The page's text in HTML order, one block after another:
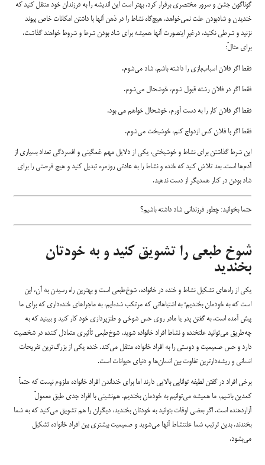
گوناگون جشن و سرور مختصری برقرار کرد. بهتر است این اندیشه را به فرزندان خود منتقل کنید که
خندیدن و شاد‌بودن علت نمی‌خواهد. هیچ‌گاه نشاط را در ذهن آنها با داشتن امکانات خاص پیوند
نزنید و شرطی نکنید، در‌غیرِ اینصورت آنها همیشه برای شاد بودن شرط و شروط خواهند گذاشت،
برای مثالً:
فقط اگر فلان اسباب‌بازی را داشته باشم، شاد می‌شوم.
فقط اگر در فلان رشته قبول شوم، خوشحال می‌شوم.
فقط اگر فلان کار را به دست آورم، خوشحال خواهم می بود.
فقط اگر با فلان کس ازدواج کنم، خوشبخت می‌شوم.
این شرط گذاشتن برای نشاط و خوشبختی، یکی از دلایل مهم غمگینی و افسردگی تعداد بسیاری از
آدم‌ها است. بعد تلاش کنید که خنده و نشاط را به عادتی روزمره تبدیل کنید و هیچ فرصتی را برای
شاد بودن در کنار همدیگر از دست ندهید.
حتما بخوانید: چطور فرزندانی شاد داشته باشیم؟
شوخ‌ طبعی را تشویق کنید و به خودتان
بخندید
یکی از راه‌های تشکیل نشاط و خنده در خانواده، شوخ‌طبعی است و بهترین راه رسیدن به آن، این
است که به خودمان بخندیم؛ به اشتباهاتی که مرتکب شده‌ایم، به ماجراهای خنده‌داری که برای‌ ما
پیش آمده است. به گفتن پدر یا مادر روی حس شوخی و طنزپردازی خود کار کنید و ببینید که به‌
چه‌طریق می‌توانید علتخنده و نشاط افراد خانواده شوید. شوخ‌طبعی تأثیری متعادل کننده در شخصیت
دارد و حس صمیمیت و دوستی را به افراد خانواده منتقل می‌کند. خنده یکی از بزرگ‌ترین تفریحات
انسانی و ریشه‌دار‌ترین تفاوت بین انسان‌ها و دنیای حیوانات است.
برخی افراد در گفتن لطیفه توانایی بالایی دارند اما برای خنداندن افراد خانواده ملزوم نیست که حتماً
کمدین باشیم، ما همیشه می‌توانیم به خودمان بخندیم. هم‌نشینی با افراد جدی طبق معمولً
آزاردهنده است. اگر بعضی اوقات بتوانید به خودتان بخندید، دیگران را هم تشویق می‌کنید که به شما
بخندند. بدین ترتیب شما علتنشاط آنها می‌شوید و صمیمیت بیشتری بین افراد خانواده تشکیل
می‌بشود.